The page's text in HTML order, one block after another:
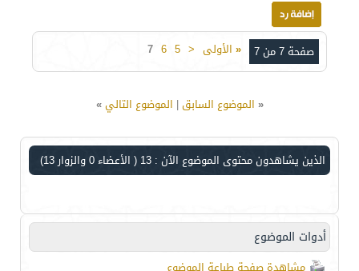
صفحة 7 من 7 « الأولى <
5
6
7
« الموضوع السابق| الموضوع التالي»
الذين يشاهدون محتوى الموضوع الآن : 13 ( الأعضاء 0 والزوار 13)
أدوات الموضوع